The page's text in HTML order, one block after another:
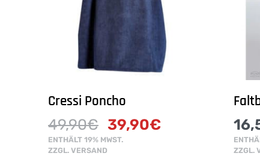
Cressi Poncho
49,90€ 39,90€
ENTHÄLT 19% MWST.
ZZGL. VERSAND
ZZGL.